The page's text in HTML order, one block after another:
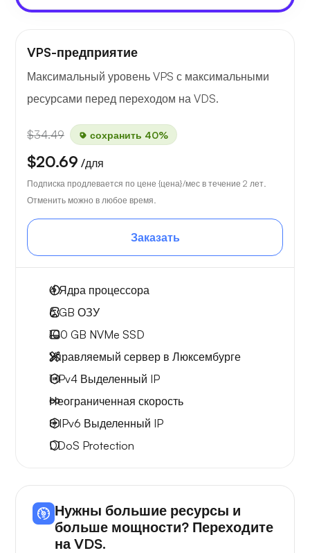
VPS-предприятие
Максимальный уровень VPS с максимальными
ресурсами перед переходом на VDS.
$34.49 сохранить 40%
$20.69 /для
Подписка продлевается по цене {цена}/мес в течение 2 лет.
Отменить можно в любое время.
Заказать
4Ядра процессора
6 GB ОЗУ
100 GB NVMe SSD
Управляемый сервер в Люксембурге
1 IPv4 Выделенный IP
Неограниченная скорость
8 IPv6 Выделенный IP
DDoS Protection
Нужны большие ресурсы и
больше мощности? Переходите
на VDS.